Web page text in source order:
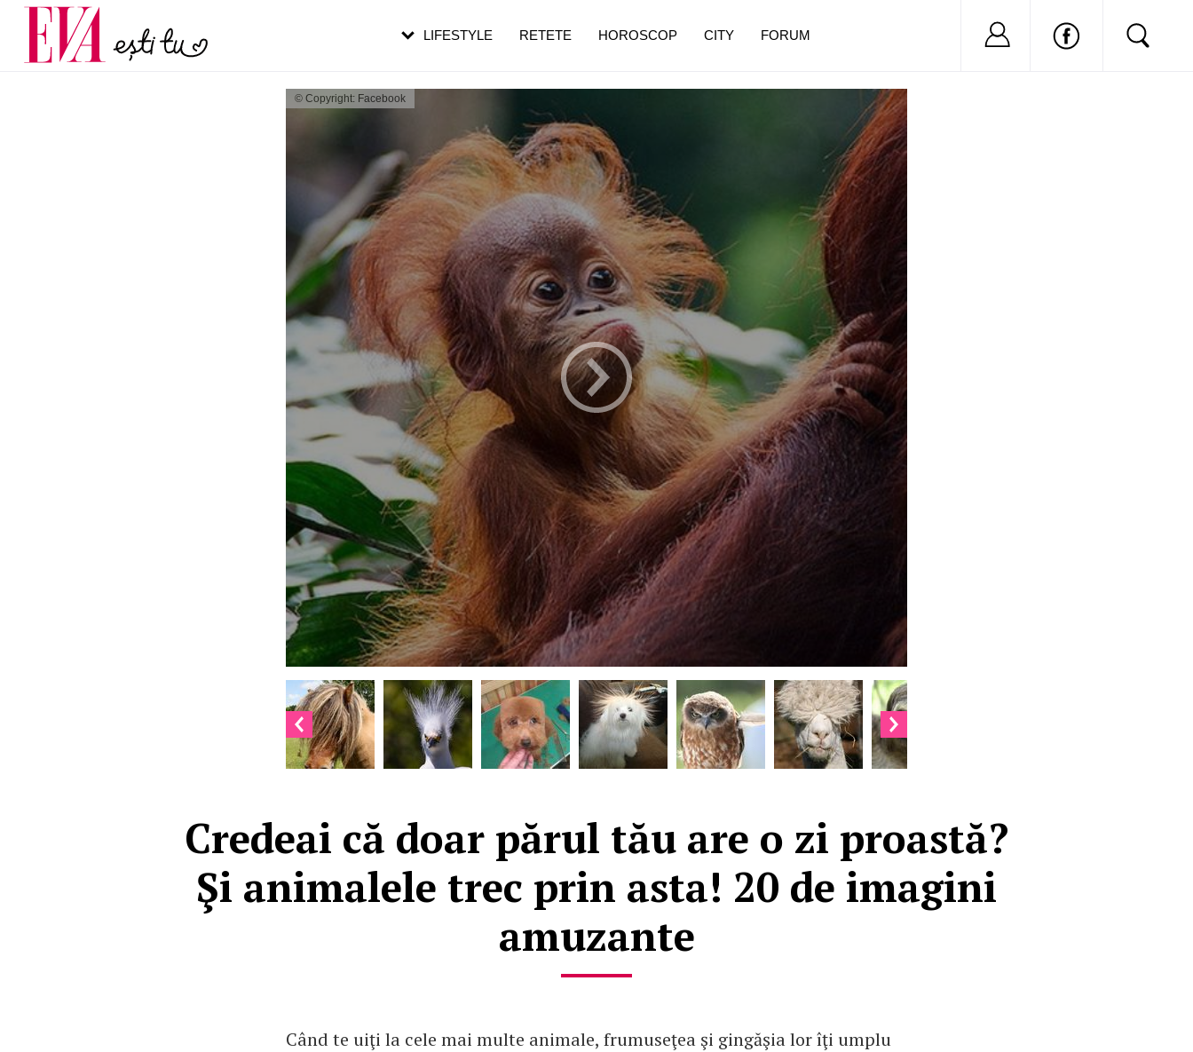
© Copyright: Facebook
Credeai că doar părul tău are o zi proastă?
Şi animalele trec prin asta! 20 de imagini
amuzante
Când te uiţi la cele mai multe animale, frumuseţea şi gingăşia lor îţi umplu
LIFESTYLE RETETE HOROSCOP CITY FORUM Nu ai cont?
Carieră
Actualitate
pe măsură ce înaintezi în vârstă